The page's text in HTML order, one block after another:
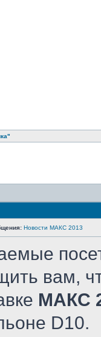
Новости МАКС 2013
вам,
МАКС
D10.